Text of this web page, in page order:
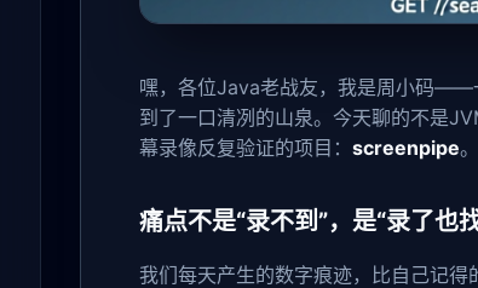
嘿，各位Java老战友，我是周小码——
到了一口清冽的山泉。今天聊的不是
幕录像反复验证的项目： screenpipe。
痛点不是“录不到”，是“录了也
我们每天产生的数字痕迹，比自己记